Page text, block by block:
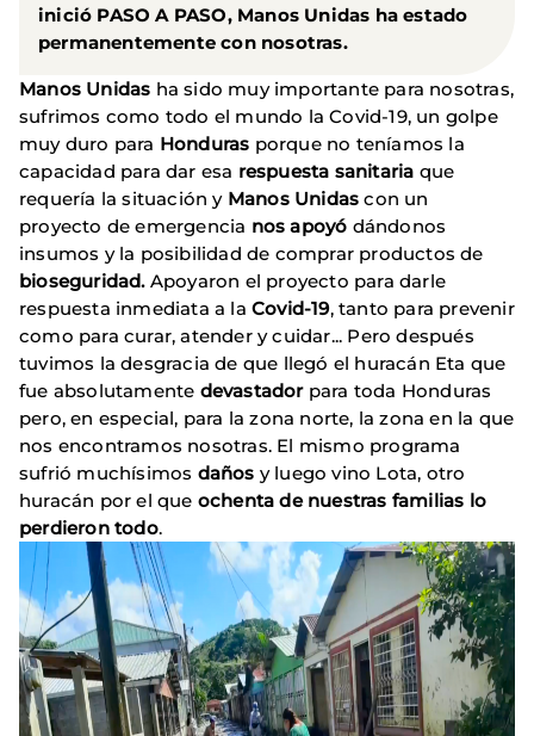
inició PASO A PASO, Manos Unidas ha estado
permanentemente con nosotras.
Manos Unidas ha sido muy importante para nosotras,
sufrimos como todo el mundo la Covid-19, un golpe
muy duro para Honduras porque no teníamos la
capacidad para dar esa respuesta sanitaria que
requería la situación y Manos Unidas con un
proyecto de emergencia nos apoyó dándonos
insumos y la posibilidad de comprar productos de
bioseguridad.Apoyaron el proyecto para darle
respuesta inmediata a la Covid-19, tanto para prevenir
como para curar, atender y cuidar... Pero después
tuvimos la desgracia de que llegó el huracán Eta que
fue absolutamente devastadorpara toda Honduras
pero, en especial, para la zona norte, la zona en la que
nos encontramos nosotras. El mismo programa
sufrió muchísimos daños y luego vino Lota, otro
huracán por el que ochenta de nuestras familias lo
perdieron todo.